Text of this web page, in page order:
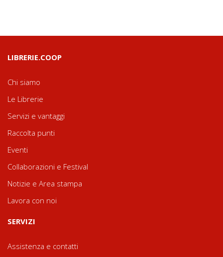
LIBRERIE.COOP
Chi siamo
Le Librerie
Servizi e vantaggi
Raccolta punti
Eventi
Collaborazioni e Festival
Notizie e Area stampa
Lavora con noi
SERVIZI
Assistenza e contatti